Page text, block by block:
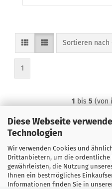
Diese Webseite
Technologien
Wir verwenden Cookies und
Drittanbietern, um die ordentliche
gewährleisten, die Nutzung
Ihnen ein bestmögliches
Informationen finden Sie in
Sortieren nach
Sortieren nach
1
1 bis 5 (von